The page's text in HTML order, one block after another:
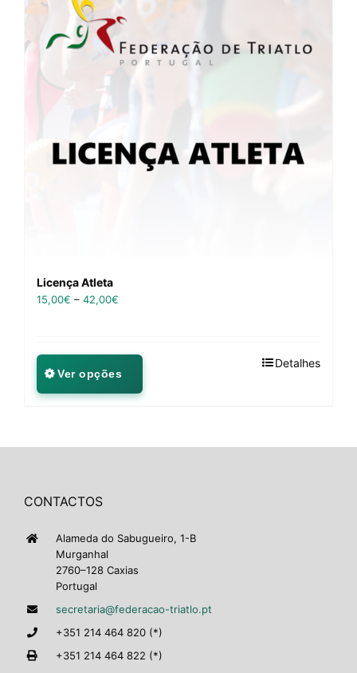
Licença Atleta
15,00€ – 42,00€
Ver opções
Detalhes
CONTACTOS
Alameda do Sabugueiro, 1-B
Murganhal
2760–128 Caxias
Portugal
secretaria@federacao-triatlo.pt
+351 214 464 820 (*)
+351 214 464 822 (*)